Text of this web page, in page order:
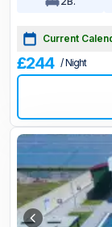
Current
£244 / Night